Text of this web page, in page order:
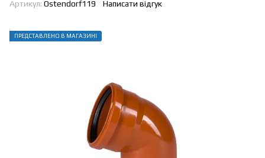
Артикул: Ostendorf119 Написати відгук
ПРЕДСТАВЛЕНО В МАГАЗИНІ